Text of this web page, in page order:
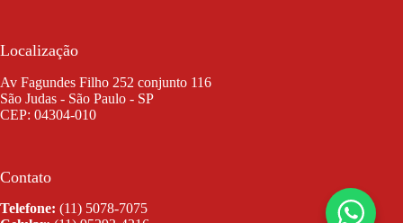
Localização
Av Fagundes Filho 252 conjunto 116
São Judas - São Paulo - SP
CEP: 04304-010
Contato
Telefone: (11) 5078-7075